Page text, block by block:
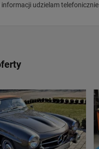
informacji udzielam telefonicznie